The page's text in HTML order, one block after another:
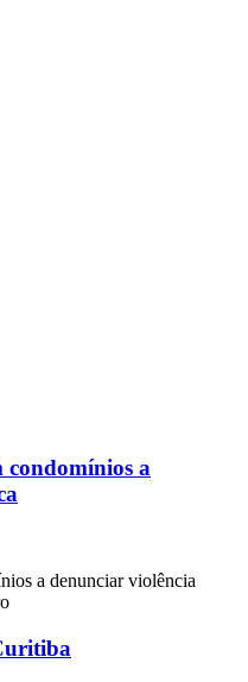
condomínios a
a denunciar violência